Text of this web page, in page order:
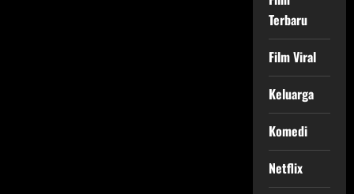
Terbaru
Film Viral
Keluarga
Komedi
Netflix